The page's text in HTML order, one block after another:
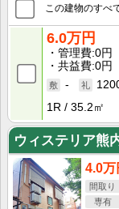
この建物のすべ
6.0万円
管理費 0円
共益費 0円
-
1R
35.2㎡
ウィステリア熊
4.0万